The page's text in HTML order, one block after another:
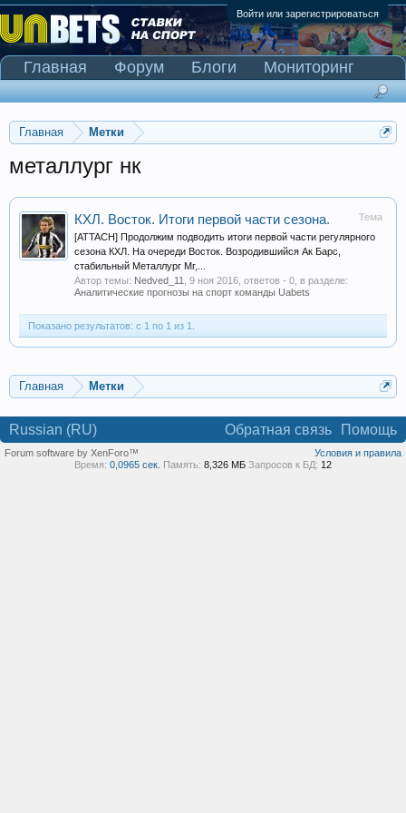
Войти или зарегистрироваться
Главная Метки
металлург нк
Тема
КХЛ. Восток. Итоги первой части сезона.
[ATTACH] Продолжим подводить итоги первой части регулярного
сезона КХЛ. На очереди Восток. Возродившийся Ак Барс,
стабильный Металлург Мг,...
Автор темы: Nedved_11 9 ноя 2016 , ответов - 0, в разделе:
Аналитические прогнозы на спорт команды Uabets
Показано результатов: с 1 по 1 из 1.
Главная Метки
Главная Форум Блоги
Мониторинг
Сканер Pinnacle
Russian (RU) Обратная связь Помощь
Условия и правила
Forum software by XenForo™
Время: 0,0965 сек. Память: 8,326 МБ Запросов к БД: 12